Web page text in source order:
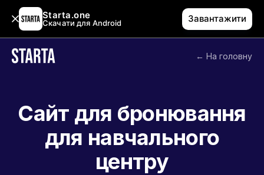
Starta.one
Скачати для Android Завантажити
← На головну
Сайт для бронювання
для навчального
центру